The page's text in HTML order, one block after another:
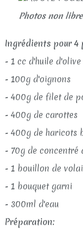
Photos non
Ingrédients pour 4
- 1 cc d'huile d'olive
- 100g d'oignons
- 400g de filet de
- 400g de carottes
- 400g de haricots
- 70g de concentré
- 1 bouillon de
- 1 bouquet garni
- 300ml d'eau
Préparation: